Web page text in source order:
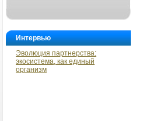
Интервью
Эволюция партнерства:
экосистема, как единый
организм